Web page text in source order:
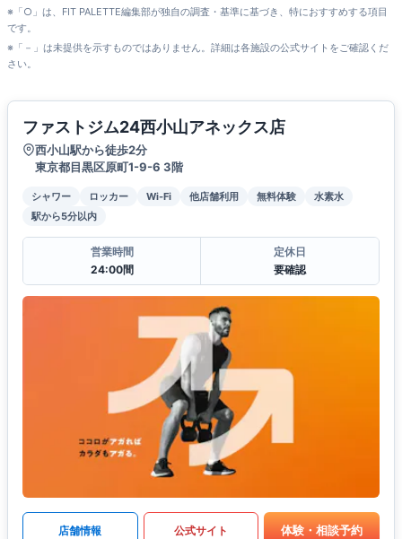
※「○」は、FIT PALETTE編集部が独自の調査・基準に基づき、特におすすめする項目
です。
※「－」は未提供を示すものではありません。詳細は各施設の公式サイトをご確認くだ
さい。
ファストジム24西小山アネックス店
西小山駅から徒歩2分
東京都目黒区原町1-9-6 3階
シャワー ロッカー Wi-Fi 他店舗利用 無料体験
水素水
駅から5分以内
営業時間
24:00間
定休日
要確認
店舗情報 公式サイト 体験・相談予約